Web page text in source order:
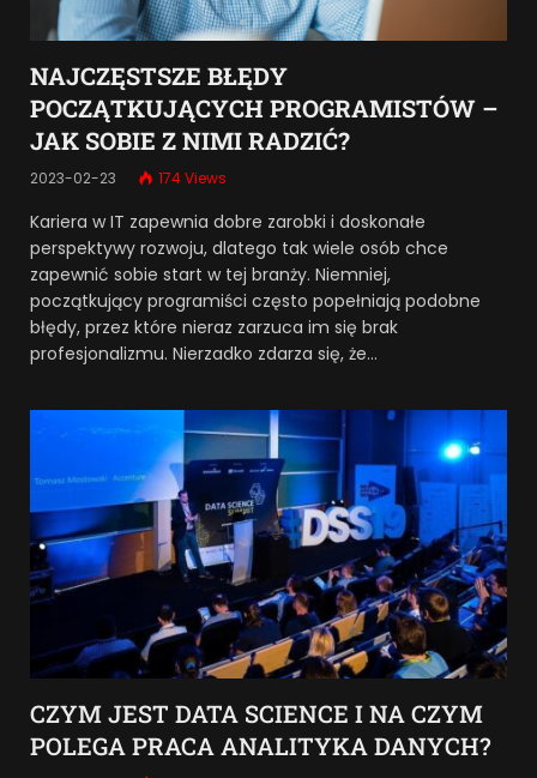
NAJCZĘSTSZE BŁĘDY
POCZĄTKUJĄCYCH PROGRAMISTÓW –
JAK SOBIE Z NIMI RADZIĆ?
2023-02-23 174Views
Kariera w IT zapewnia dobre zarobki i doskonałe
perspektywy rozwoju, dlatego tak wiele osób chce
zapewnić sobie start w tej branży. Niemniej,
początkujący programiści często popełniają podobne
błędy, przez które nieraz zarzuca im się brak
profesjonalizmu. Nierzadko zdarza się, że…
CZYM JEST DATA SCIENCE I NA CZYM
POLEGA PRACA ANALITYKA DANYCH?